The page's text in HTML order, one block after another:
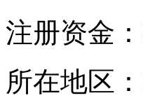
注册资金：
所在地区：